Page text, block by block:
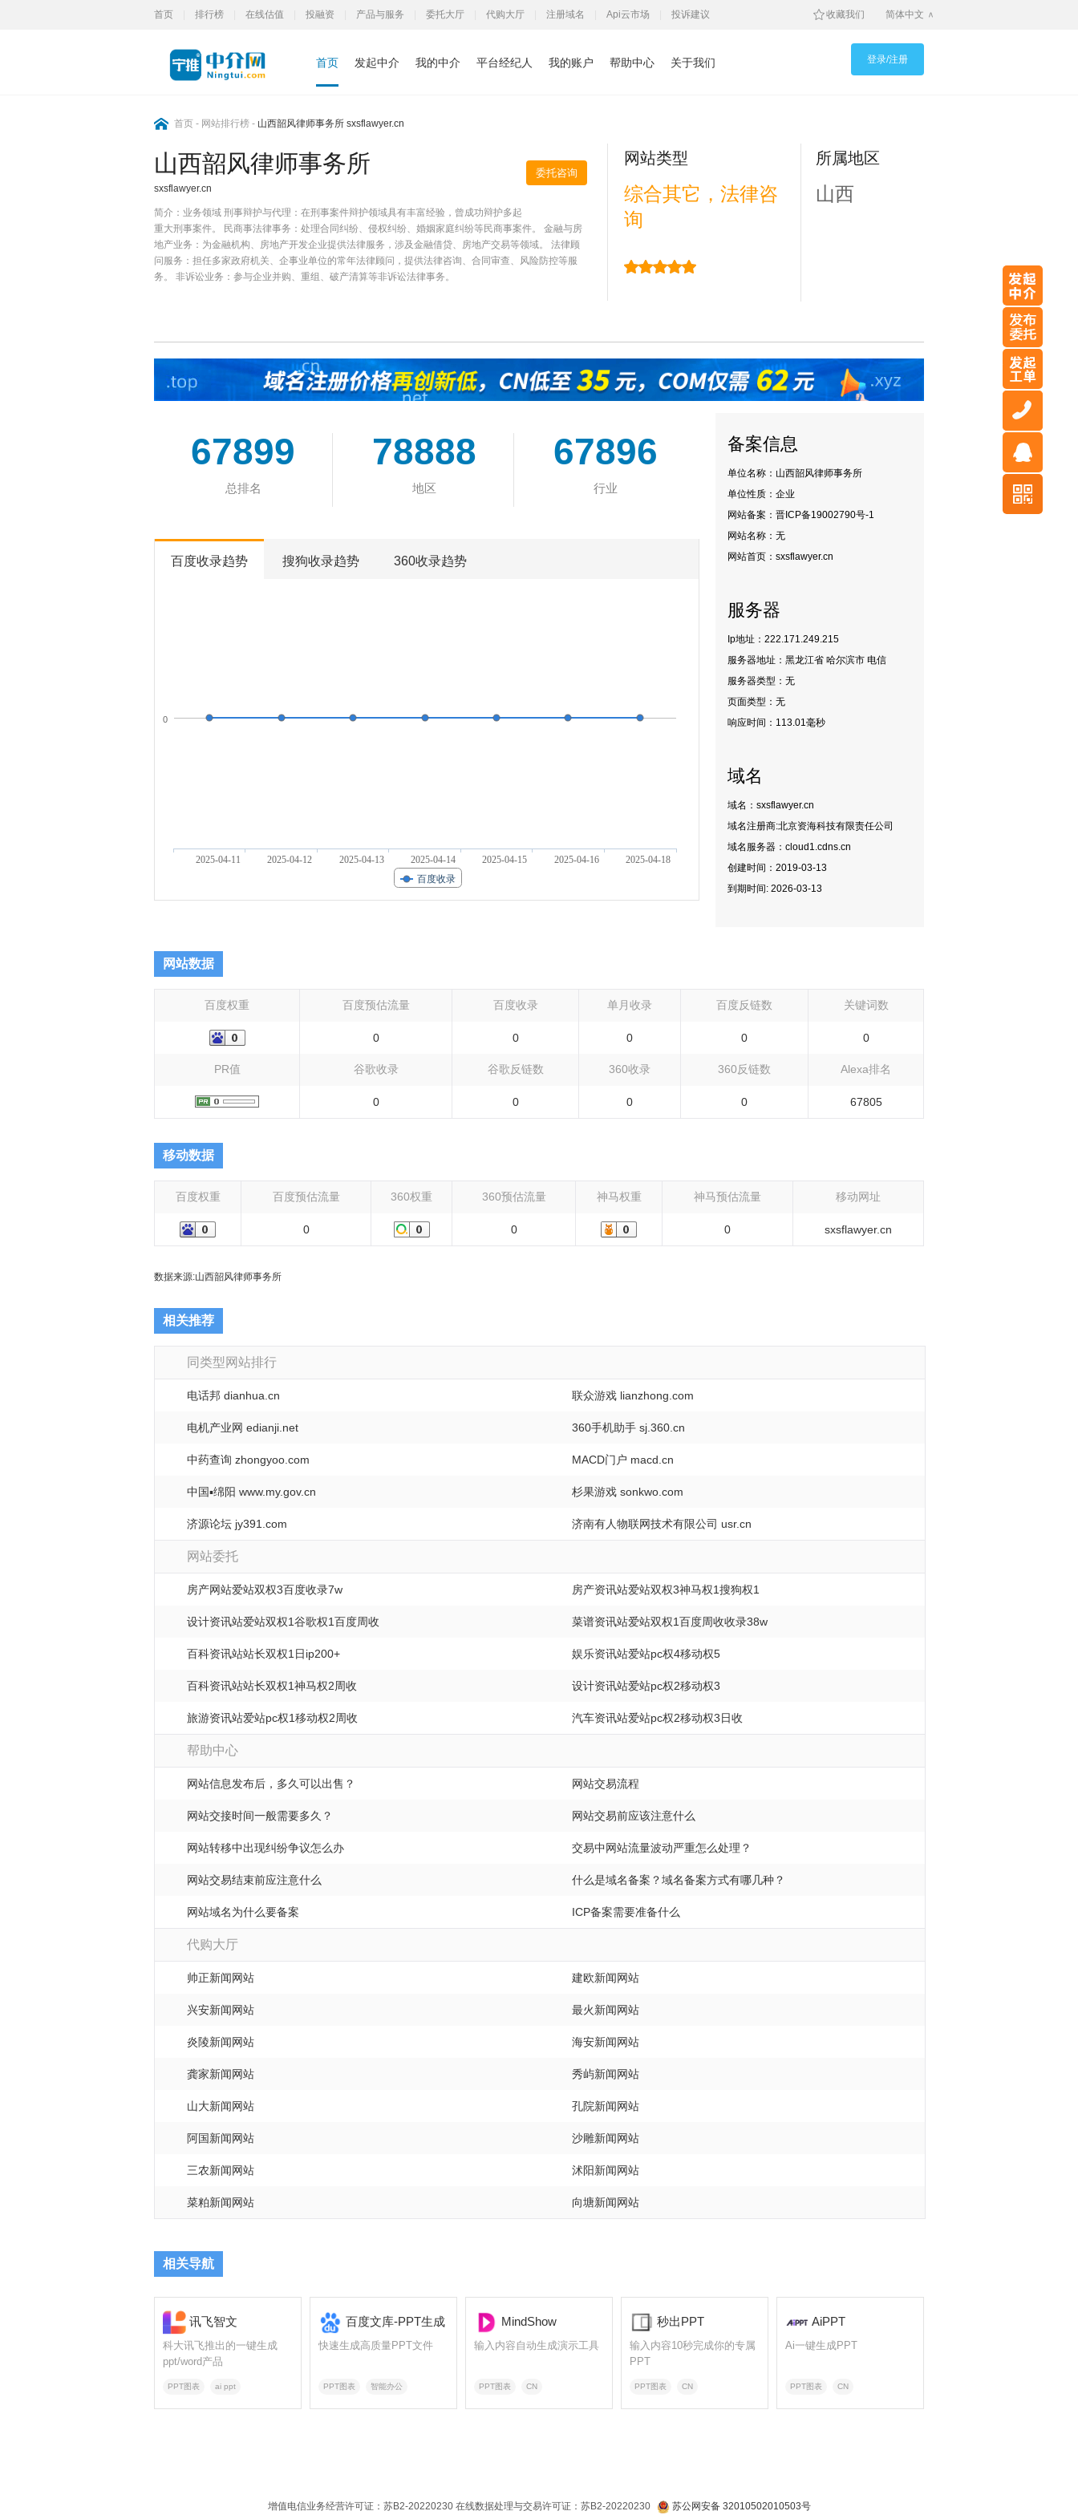
首页 排行榜 在线估值 投融资 产品与服务 委托大厅 代购大厅 注册域名 Api云市场 投诉建议 收藏我们 简体中文
首页 发起中介 我的中介 平台经纪人 我的账户 帮助中心 关于我们 登录/注册
首页 - 网站排行榜 - 山西韶风律师事务所 sxsflawyer.cn
山西韶风律师事务所 委托咨询
sxsflawyer.cn
简介： 业务领域 刑事辩护与代理：在刑事案件辩护领域具有丰富经验，曾成功辩护多起
重大刑事案件。 民商事法律事务：处理合同纠纷、侵权纠纷、婚姻家庭纠纷等民商事案件。 金融与房
地产业务：为金融机构、房地产开发企业提供法律服务，涉及金融借贷、房地产交易等领域。 法律顾
问服务：担任多家政府机关、企事业单位的常年法律顾问，提供法律咨询、合同审查、风险防控等服
务。 非诉讼业务：参与企业并购、重组、破产清算等非诉讼法律事务。
网站类型
综合其它，法律咨
询
所属地区
山西
67899
总排名
78888
地区
67896
行业
百度收录趋势 搜狗收录趋势 360收录趋势
百度收录
2025-04-11 2025-04-12 2025-04-13 2025-04-14 2025-04-15 2025-04-16 2025-04-18
0
备案信息
单位名称：山西韶风律师事务所
单位性质：企业
网站备案：晋ICP备19002790号-1
网站名称： 无
网站首页：sxsflawyer.cn
服务器
Ip地址：222.171.249.215
服务器地址：黑龙江省 哈尔滨市 电信
服务器类型：无
页面类型：无
响应时间： 113.01毫秒
域名
域名：sxsflawyer.cn
域名注册商:北京资海科技有限责任公司
域名服务器： cloud1.cdns.cn
创建时间： 2019-03-13
到期时间: 2026-03-13
网站数据
百度权重 百度预估流量 百度收录 单月收录 百度反链数 关键词数
0 0 0 0 0
PR值 谷歌收录 谷歌反链数 360收录 360反链数 Alexa排名
0 0 0 0 67805
移动数据
百度权重 百度预估流量 360权重 360预估流量 神马权重 神马预估流量 移动网址
0 0 0 sxsflawyer.cn
数据来源:山西韶风律师事务所
相关推荐
同类型网站排行
电话邦 dianhua.cn 联众游戏 lianzhong.com
电机产业网 edianji.net 360手机助手 sj.360.cn
中药查询 zhongyoo.com MACD门户 macd.cn
中国▪绵阳 www.my.gov.cn 杉果游戏 sonkwo.com
济源论坛 jy391.com 济南有人物联网技术有限公司 usr.cn
网站委托
房产网站爱站双权3百度收录7w 房产资讯站爱站双权3神马权1搜狗权1
设计资讯站爱站双权1谷歌权1百度周收 菜谱资讯站爱站双权1百度周收收录38w
百科资讯站站长双权1日ip200+ 娱乐资讯站爱站pc权4移动权5
百科资讯站站长双权1神马权2周收 设计资讯站爱站pc权2移动权3
旅游资讯站爱站pc权1移动权2周收 汽车资讯站爱站pc权2移动权3日收
帮助中心
网站信息发布后，多久可以出售？ 网站交易流程
网站交接时间一般需要多久？ 网站交易前应该注意什么
网站转移中出现纠纷争议怎么办 交易中网站流量波动严重怎么处理？
网站交易结束前应注意什么 什么是域名备案？域名备案方式有哪几种？
网站域名为什么要备案 ICP备案需要准备什么
代购大厅
帅正新闻网站 建欧新闻网站
兴安新闻网站 最火新闻网站
炎陵新闻网站 海安新闻网站
龚家新闻网站 秀屿新闻网站
山大新闻网站 孔院新闻网站
阿国新闻网站 沙雕新闻网站
三农新闻网站 沭阳新闻网站
菜粕新闻网站 向塘新闻网站
相关导航
讯飞智文
科大讯飞推出的一键生成
ppt/word产品
PPT图表 ai ppt
百度文库-PPT生成
快速生成高质量PPT文件
PPT图表 智能办公
MindShow
输入内容自动生成演示工具
PPT图表 CN
秒出PPT
输入内容10秒完成你的专属
PPT
PPT图表 CN
AiPPT
Ai一键生成PPT
PPT图表 CN
增值电信业务经营许可证：苏B2-20220230 在线数据处理与交易许可证：苏B2-20220230 苏公网安备 32010502010503号